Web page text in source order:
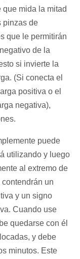
que mida la mitad
pinzas de
que le permitirán
de la
si invierte la
(Si conecta el
positiva o el
negativa),
puede
utilizando y luego
al extremo de
un
y un signo
Cuando use
quedarse con él
y debe
minutos. Este